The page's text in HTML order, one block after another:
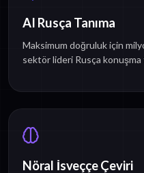
AI Rusça Tanıma
Maksimum doğruluk için
sektör lideri Rusça konuşma
Nöral İsveççe Çeviri